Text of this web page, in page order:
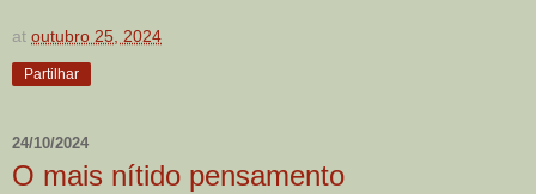
at outubro 25, 2024
Partilhar
24/10/2024
O mais nítido pensamento